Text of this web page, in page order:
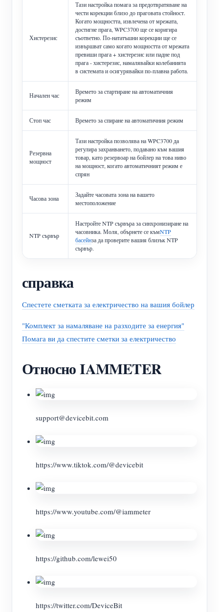
Хистерезис
Тази настройка помага за предотвратяване на
чести корекции близо до праговата стойност.
Когато мощността, извлечена от мрежата,
достигне прага, WPC3700 ще се коригира
съответно. По-нататъшни корекции ще се
извършват само когато мощността от мрежата
превиши прага + хистерезис или падне под
прага - хистерезис, намалявайки колебанията
в системата и осигурявайки по-плавна работа.
Начален час
Времето за стартиране на автоматичния
режим
Стоп час Времето за спиране на автоматичния режим
Резервна
мощност
Тази настройка позволява на WPC3700 да
регулира захранването, подавано към вашия
товар, като резервоар на бойлер на това ниво
на мощност, когато автоматичният режим е
спрян
Часова зона
Задайте часовата зона на вашето
местоположение
NTP сървър
Настройте NTP сървъра за синхронизиране на
часовника. Моля, обърнете се къмNTP
басейнза да проверите вашия близък NTP
сървър.
справка
Спестете сметката за електричество на вашия бойлер
"Комплект за намаляване на разходите за енергия"
Помага ви да спестите сметки за електричество
Относно IAMMETER
support@devicebit.com
https://www.tiktok.com/@devicebit
https://www.youtube.com/@iammeter
https://github.com/lewei50
https://twitter.com/DeviceBit